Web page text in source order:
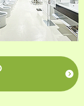
、「今のお住まいに何
いるのか」を知ること
春イベントでは、将来
た情報収集や、相談だけ
丹波市で地域密着のリ
店を探している方に、
ご相談いただける場を
います。 新しい年の始
います。 防臭タイプの
ンフロアに替えるだけ
レの印象が大きく変わ
え】
合も見直す】 水はねが
おいが発生しやすくな
す。 ぜひこの機会に、
リフォームの1周年イ
遊びに来てください！
ご来場を心よりお待ち
容は、店頭またはホー
・Instagramアカウン
お知らせします。